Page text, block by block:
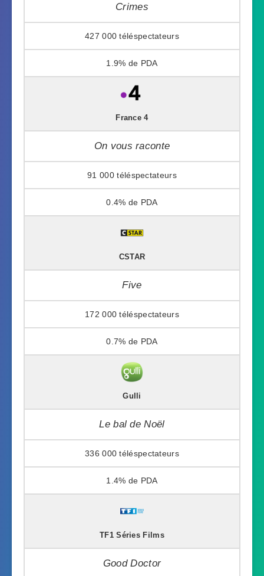
Crimes
427 000
1.9%
France 4
On vous raconte
91 000
0.4%
CSTAR
Five
172 000
0.7%
Gulli
Le bal de Noël
336 000
1.4%
TF1 Séries Films
Good Doctor